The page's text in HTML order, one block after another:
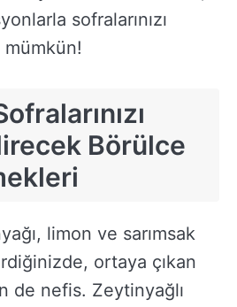
sofralarınızı
Börülce
limon ve sarımsak
ortaya çıkan
de nefis. Zeytinyağlı